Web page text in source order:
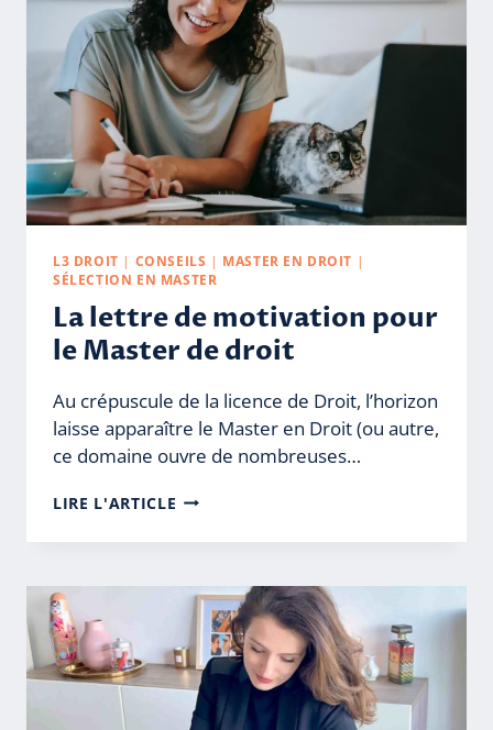
L3 DROIT | CONSEILS | MASTER EN DROIT |
SÉLECTION EN MASTER
La lettre de motivation pour
le Master de droit
Au crépuscule de la licence de Droit, l’horizon
laisse apparaître le Master en Droit (ou autre,
ce domaine ouvre de nombreuses…
LIRE L'ARTICLE LA
DE
POUR
LE
MASTER
DE
DROIT